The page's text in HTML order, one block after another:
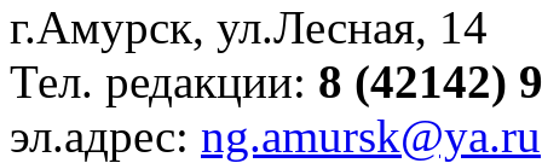
г.Амурск, ул.Лесная, 14
Тел. редакции: 8 (42142)
эл.адрес: ng.amursk@ya.ru